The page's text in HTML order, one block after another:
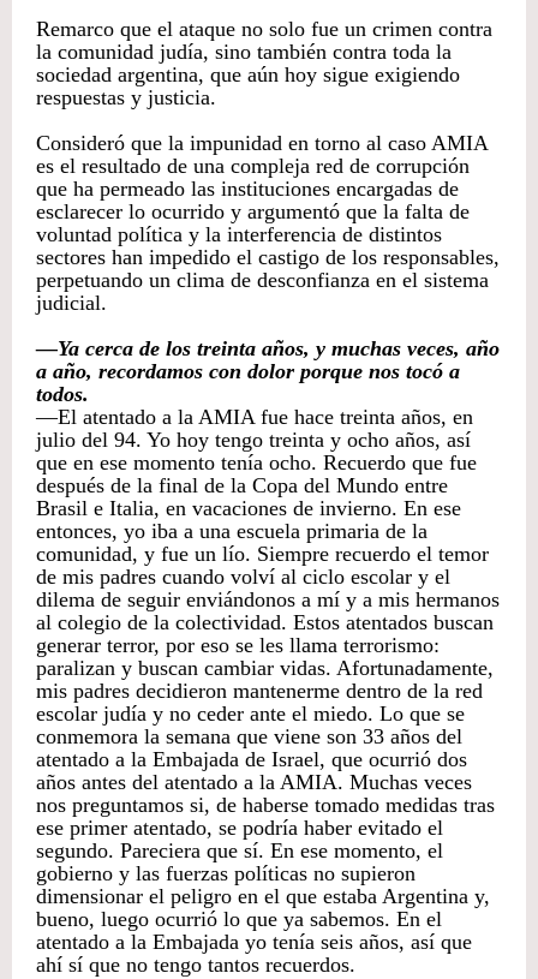
Remarco que el ataque no solo fue un crimen contra
la comunidad judía, sino también contra toda la
sociedad argentina, que aún hoy sigue exigiendo
respuestas y justicia.
Consideró que la impunidad en torno al caso AMIA
es el resultado de una compleja red de corrupción
que ha permeado las instituciones encargadas de
esclarecer lo ocurrido y argumentó que la falta de
voluntad política y la interferencia de distintos
sectores han impedido el castigo de los responsables,
perpetuando un clima de desconfianza en el sistema
judicial.
—Ya cerca de los treinta años, y muchas veces, año
a año, recordamos con dolor porque nos tocó a
todos.
—El atentado a la AMIA fue hace treinta años, en
julio del 94. Yo hoy tengo treinta y ocho años, así
que en ese momento tenía ocho. Recuerdo que fue
después de la final de la Copa del Mundo entre
Brasil e Italia, en vacaciones de invierno. En ese
entonces, yo iba a una escuela primaria de la
comunidad, y fue un lío. Siempre recuerdo el temor
de mis padres cuando volví al ciclo escolar y el
dilema de seguir enviándonos a mí y a mis hermanos
al colegio de la colectividad. Estos atentados buscan
generar terror, por eso se les llama terrorismo:
paralizan y buscan cambiar vidas. Afortunadamente,
mis padres decidieron mantenerme dentro de la red
escolar judía y no ceder ante el miedo. Lo que se
conmemora la semana que viene son 33 años del
atentado a la Embajada de Israel, que ocurrió dos
años antes del atentado a la AMIA. Muchas veces
nos preguntamos si, de haberse tomado medidas tras
ese primer atentado, se podría haber evitado el
segundo. Pareciera que sí. En ese momento, el
gobierno y las fuerzas políticas no supieron
dimensionar el peligro en el que estaba Argentina y,
bueno, luego ocurrió lo que ya sabemos. En el
atentado a la Embajada yo tenía seis años, así que
ahí sí que no tengo tantos recuerdos.